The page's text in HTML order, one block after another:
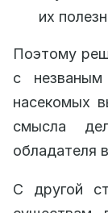
их
Поэтому
с
насекомых
смысла
обладателя
С другой